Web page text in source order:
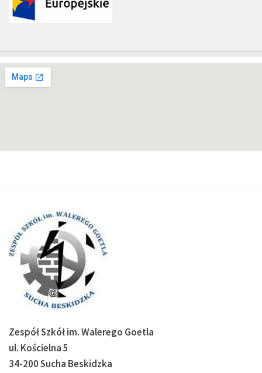
Zespół Szkół im. Walerego Goetla
ul. Kościelna 5
34-200 Sucha Beskidzka